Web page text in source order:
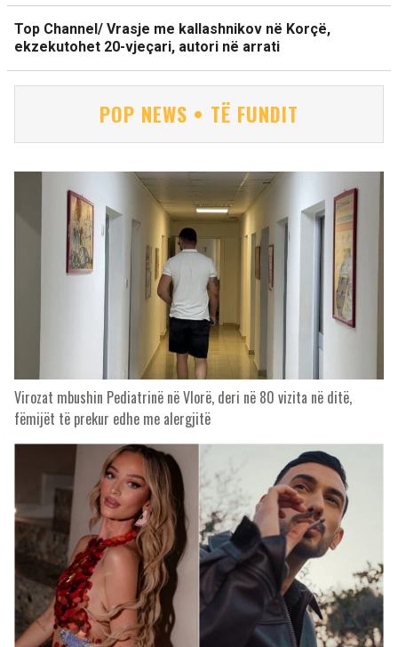
Top Channel/ Vrasje me kallashnikov në Korçë,
ekzekutohet 20-vjeçari, autori në arrati
POP NEWS • TË FUNDIT
Virozat mbushin Pediatrinë në Vlorë, deri në 80 vizita në ditë,
fëmijët të prekur edhe me alergjitë